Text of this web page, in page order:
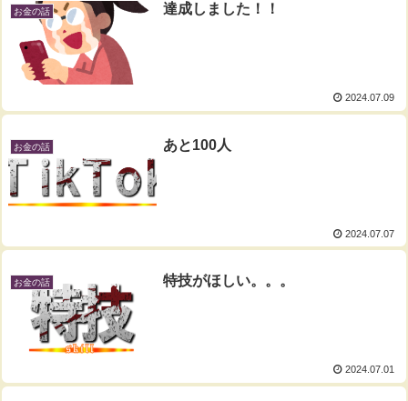
お金の話 達成しました！！
2024.07.09
お金の話 あと100人
2024.07.07
お金の話 特技がほしい。。。
2024.07.01